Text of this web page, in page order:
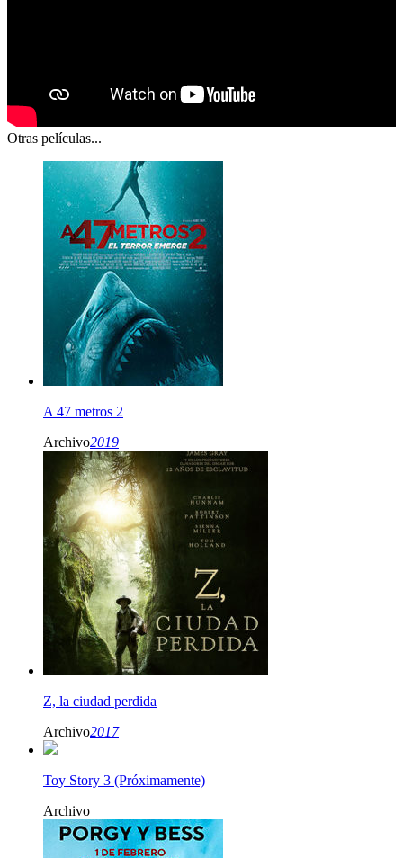
Otras películas...
A 47 metros 2
Archivo2019
Z, la ciudad perdida
Archivo2017
Toy Story 3 (Próximamente)
Archivo